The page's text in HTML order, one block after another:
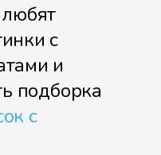
с
и
подборка
с